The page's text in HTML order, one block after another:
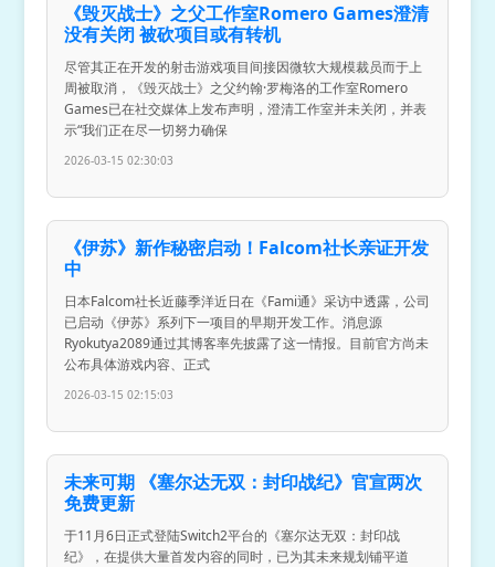
《毁灭战士》之父工作室Romero Games澄清
没有关闭 被砍项目或有转机
尽管其正在开发的射击游戏项目间接因微软大规模裁员而于上
周被取消，《毁灭战士》之父约翰·罗梅洛的工作室Romero
Games已在社交媒体上发布声明，澄清工作室并未关闭，并表
示“我们正在尽一切努力确保
2026-03-15 02:30:03
《伊苏》新作秘密启动！Falcom社长亲证开发
中
日本Falcom社长近藤季洋近日在《Fami通》采访中透露，公司
已启动《伊苏》系列下一项目的早期开发工作。消息源
Ryokutya2089通过其博客率先披露了这一情报。目前官方尚未
公布具体游戏内容、正式
2026-03-15 02:15:03
未来可期 《塞尔达无双：封印战纪》官宣两次
免费更新
于11月6日正式登陆Switch2平台的《塞尔达无双：封印战
纪》，在提供大量首发内容的同时，已为其未来规划铺平道